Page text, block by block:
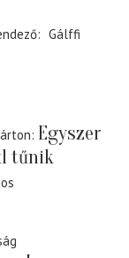
Gálffi
Egyszer
tűnik